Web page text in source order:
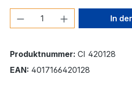
Produkt Anzahl: Gib
In
Produktnummer: CI 420128
EAN: 4017166420128